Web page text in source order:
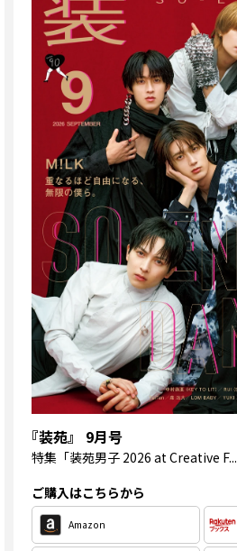
『装苑』 9月号
特集 「装苑男子 2026 at Creative F...
ご購入はこちらから
Amazon